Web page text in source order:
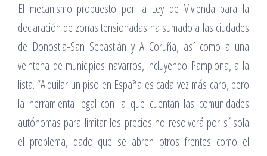
El mecanismo propuesto por la Ley de Vivienda para la
declaración de zonas tensionadas ha sumado a las ciudades
de Donostia-San Sebastián y A Coruña, así como a una
veintena de municipios navarros, incluyendo Pamplona, a la
lista. “Alquilar un piso en España es cada vez más caro, pero
la herramienta legal con la que cuentan las comunidades
autónomas para limitar los precios no resolverá por sí sola
el problema, dado que se abren otros frentes como el